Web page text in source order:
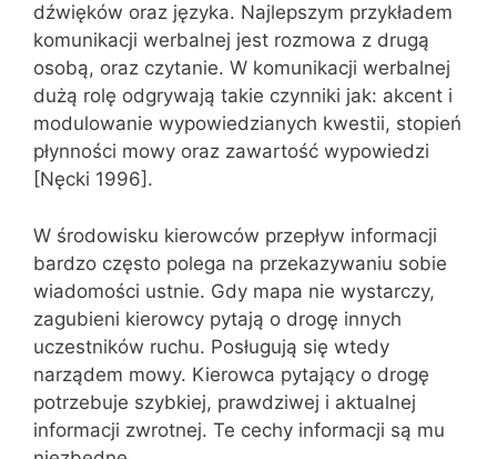
dźwięków oraz języka. Najlepszym przykładem
komunikacji werbalnej jest rozmowa z drugą
osobą, oraz czytanie. W komunikacji werbalnej
dużą rolę odgrywają takie czynniki jak: akcent i
modulowanie wypowiedzianych kwestii, stopień
płynności mowy oraz zawartość wypowiedzi
[Nęcki 1996].
W środowisku kierowców przepływ informacji
bardzo często polega na przekazywaniu sobie
wiadomości ustnie. Gdy mapa nie wystarczy,
zagubieni kierowcy pytają o drogę innych
uczestników ruchu. Posługują się wtedy
narządem mowy. Kierowca pytający o drogę
potrzebuje szybkiej, prawdziwej i aktualnej
informacji zwrotnej. Te cechy informacji są mu